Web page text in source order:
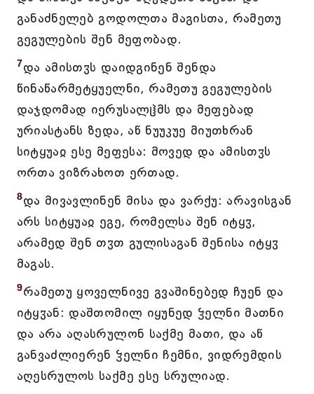
განაძნელებ გოდოლთა მაგისთა, რამეთუ
გეგულების შენ მეფობად.
7და ამისთჳს დაიდგინენ შენდა
წინაწარმეტყუელნი, რამეთუ გეგულების
დაჯდომად იერუსალჱმს და მეფებად
ურიასტანს ზედა, აწ ნუუკუე მიუთხრან
სიტყუაჲ ესე მეფესა: მოვედ და ამისთჳს
ორთა ვიზრახოთ ერთად.
8და მივავლინენ მისა და ვარქუ: არავისგან
არს სიტყუაჲ ეგე, რომელსა შენ იტყჳ,
არამედ შენ თჳთ გულისაგან შენისა იტყჳ
მაგას.
9რამეთუ ყოველნივე გვაშინებედ ჩუენ და
იტყჳან: დაშთომილ იყუნედ ჴელნი მათნი
და არა აღასრულონ საქმე მათი, და აწ
განვაძლიერენ ჴელნი ჩემნი, ვიდრემდის
აღესრულოს საქმე ესე სრულიად.